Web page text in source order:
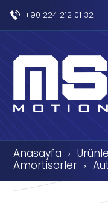
+90 224 212 01 32
Anasayfa ›
Amortisörler ›